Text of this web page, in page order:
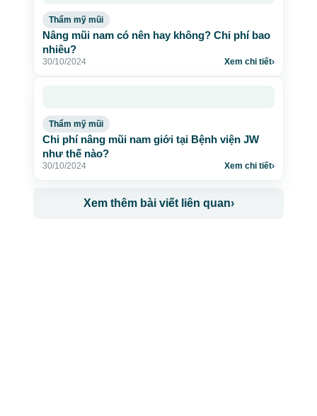
Thẩm mỹ mũi
Nâng mũi nam có nên hay không? Chi phí bao
nhiêu?
30/10/2024 Xem chi tiết›
Thẩm mỹ mũi
Chi phí nâng mũi nam giới tại Bệnh viện JW
như thế nào?
30/10/2024 Xem chi tiết›
Xem thêm bài viết liên quan›